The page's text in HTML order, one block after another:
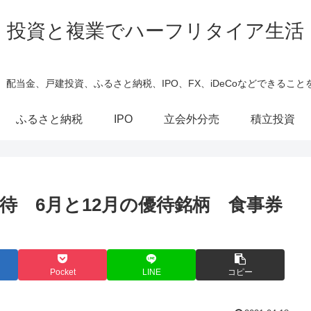
投資と複業でハーフリタイア生活
配当金、戸建投資、ふるさと納税、IPO、FX、iDeCoなどできること
ふるさと納税 IPO 立会外分売 積立投資
6月と12月の優待銘柄 食事券
Pocket LINE コピー